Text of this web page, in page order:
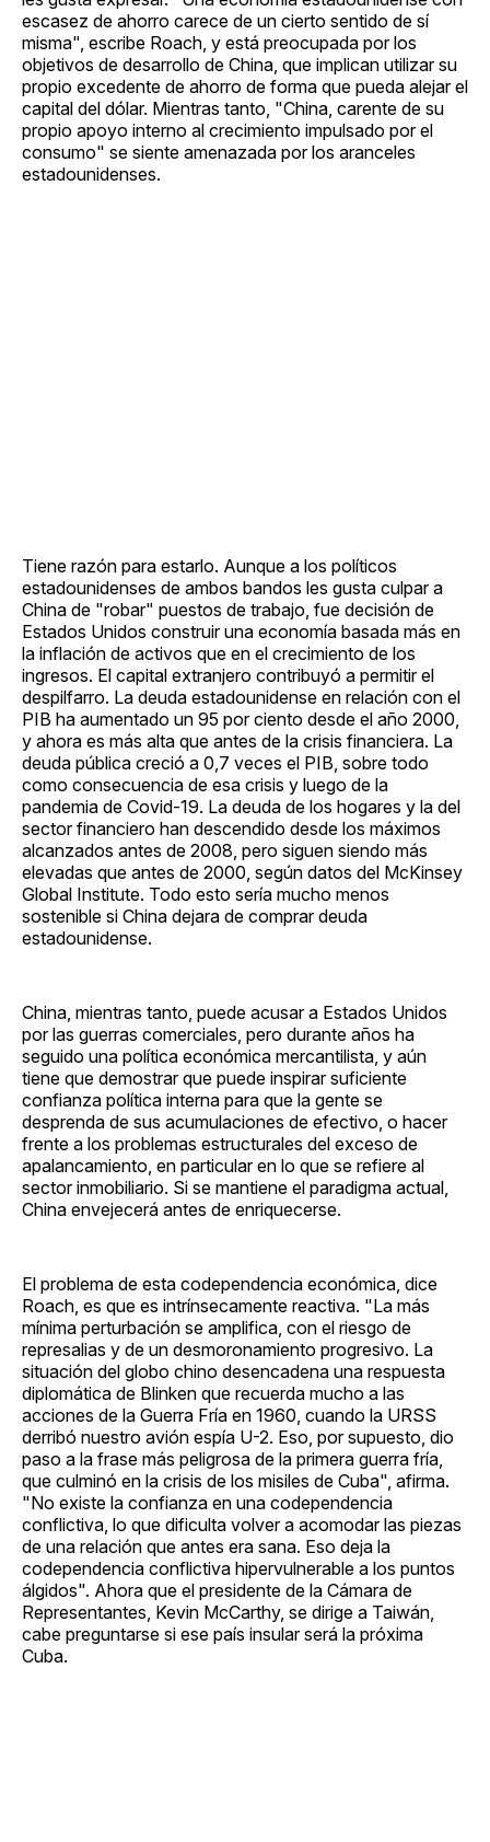
escasez de ahorro carece de un cierto sentido de sí
misma", escribe Roach, y está preocupada por los
objetivos de desarrollo de China, que implican utilizar su
propio excedente de ahorro de forma que pueda alejar el
capital del dólar. Mientras tanto, "China, carente de su
propio apoyo interno al crecimiento impulsado por el
consumo" se siente amenazada por los aranceles
estadounidenses.
Tiene razón para estarlo. Aunque a los políticos
estadounidenses de ambos bandos les gusta culpar a
China de "robar" puestos de trabajo, fue decisión de
Estados Unidos construir una economía basada más en
la inflación de activos que en el crecimiento de los
ingresos. El capital extranjero contribuyó a permitir el
despilfarro. La deuda estadounidense en relación con el
PIB ha aumentado un 95 por ciento desde el año 2000,
y ahora es más alta que antes de la crisis financiera. La
deuda pública creció a 0,7 veces el PIB, sobre todo
como consecuencia de esa crisis y luego de la
pandemia de Covid-19. La deuda de los hogares y la del
sector financiero han descendido desde los máximos
alcanzados antes de 2008, pero siguen siendo más
elevadas que antes de 2000, según datos del McKinsey
Global Institute. Todo esto sería mucho menos
sostenible si China dejara de comprar deuda
estadounidense.
China, mientras tanto, puede acusar a Estados Unidos
por las guerras comerciales, pero durante años ha
seguido una política económica mercantilista, y aún
tiene que demostrar que puede inspirar suficiente
confianza política interna para que la gente se
desprenda de sus acumulaciones de efectivo, o hacer
frente a los problemas estructurales del exceso de
apalancamiento, en particular en lo que se refiere al
sector inmobiliario. Si se mantiene el paradigma actual,
China envejecerá antes de enriquecerse.
El problema de esta codependencia económica, dice
Roach, es que es intrínsecamente reactiva. "La más
mínima perturbación se amplifica, con el riesgo de
represalias y de un desmoronamiento progresivo. La
situación del globo chino desencadena una respuesta
diplomática de Blinken que recuerda mucho a las
acciones de la Guerra Fría en 1960, cuando la URSS
derribó nuestro avión espía U-2. Eso, por supuesto, dio
paso a la frase más peligrosa de la primera guerra fría,
que culminó en la crisis de los misiles de Cuba", afirma.
"No existe la confianza en una codependencia
conflictiva, lo que dificulta volver a acomodar las piezas
de una relación que antes era sana. Eso deja la
codependencia conflictiva hipervulnerable a los puntos
álgidos". Ahora que el presidente de la Cámara de
Representantes, Kevin McCarthy, se dirige a Taiwán,
cabe preguntarse si ese país insular será la próxima
Cuba.